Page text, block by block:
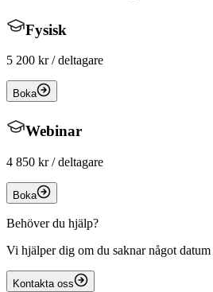
Fysisk
5 200 kr/ deltagare
Boka
Webinar
4 850 kr/ deltagare
Boka
Behöver du hjälp?
Vi hjälper dig om du saknar något
Kontakta oss